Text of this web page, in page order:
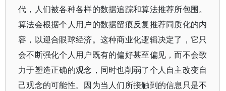
代，人们被各种各样的数据追踪和算法推荐所包围。
算法会根据个人用户的数据留痕反复推荐同质化的内
容，以迎合眼球经济。这种商业化逻辑决定了，它只
会不断强化个人用户既有的偏好甚至偏见，而不会致
力于塑造正确的观念，同时也削弱了个人自主改变自
己观念的可能性。因为当人们所接触到的信息只是不